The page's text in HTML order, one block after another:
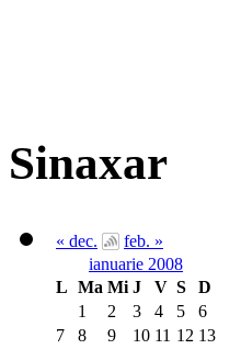
Sinaxar
« dec.
feb. »
ianuarie 2008
L Ma Mi J V S
D
1
2 3 4 5
6
7
8 9 10 11 12 13